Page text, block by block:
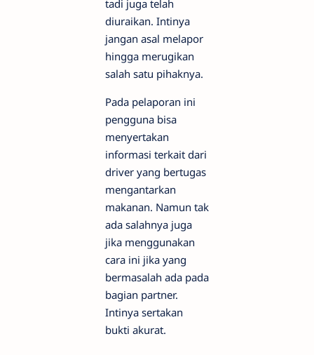
tadi juga telah
diuraikan. Intinya
jangan asal melapor
hingga merugikan
salah satu pihaknya.
Pada pelaporan ini
pengguna bisa
menyertakan
informasi terkait dari
driver yang bertugas
mengantarkan
makanan. Namun tak
ada salahnya juga
jika menggunakan
cara ini jika yang
bermasalah ada pada
bagian partner.
Intinya sertakan
bukti akurat.